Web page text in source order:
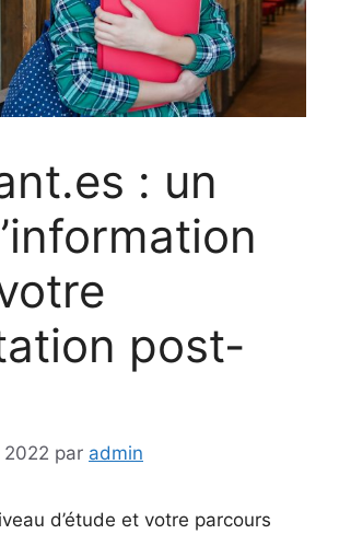
: un
post-
par admin
d’étude et votre parcours